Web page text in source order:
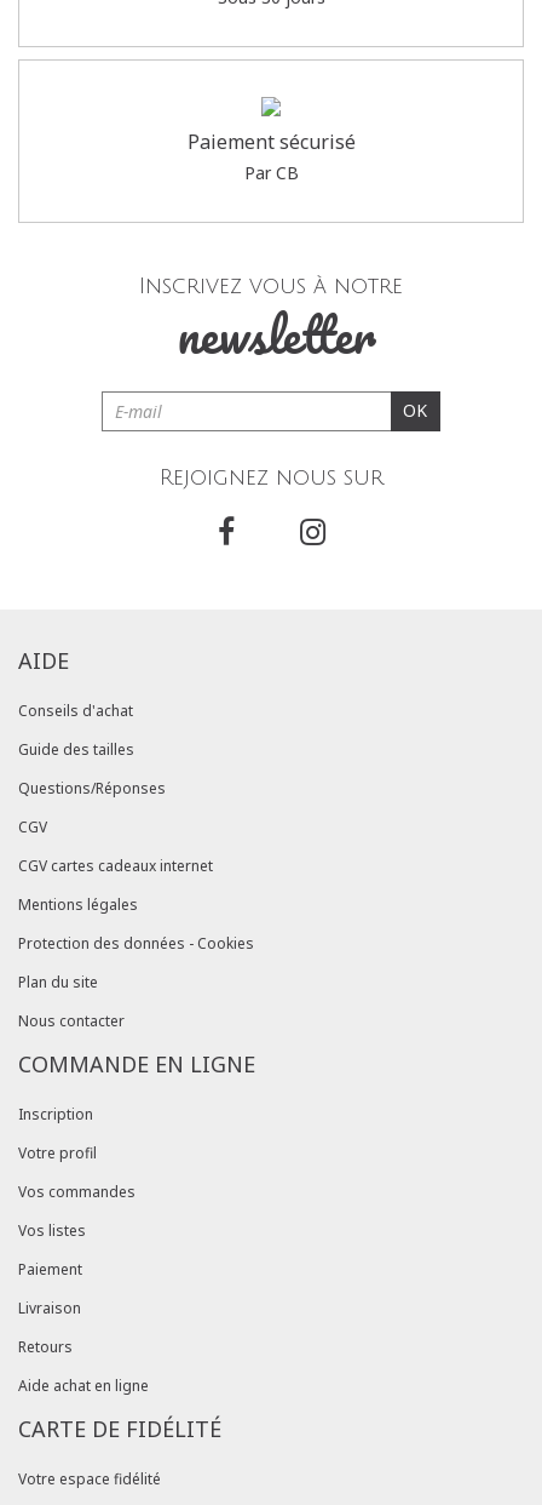
Paiement sécurisé
Par CB
Inscrivez vous à notre
newsletter
OK
Rejoignez nous sur
AIDE
Conseils d'achat
Guide des tailles
Questions/Réponses
CGV
CGV cartes cadeaux internet
Mentions légales
Protection des données - Cookies
Plan du site
Nous contacter
COMMANDE EN LIGNE
Inscription
Votre profil
Vos commandes
Vos listes
Paiement
Livraison
Retours
Aide achat en ligne
CARTE DE FIDÉLITÉ
Votre espace fidélité